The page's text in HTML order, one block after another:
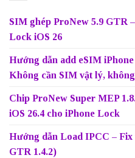
SIM ghép ProNew 5.9 GTR
Lock iOS 26
Hướng dẫn add eSIM
Không cần SIM vật lý,
Chip ProNew Super MEP
iOS 26.4 cho iPhone Lock
Hướng dẫn Load IPCC –
GTR 1.4.2)